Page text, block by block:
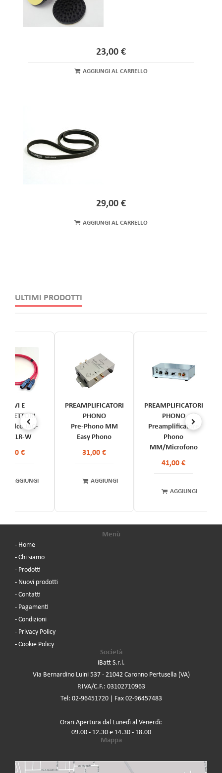
23,00 €
AGGIUNGI AL CARRELLO
29,00 €
AGGIUNGI AL CARRELLO
ULTIMI PRODOTTI
CAVI E
Jelco JAC-
XLR-W
0,00 €
AGGIUNGI
PREAMPLIFICATORI
PHONO
Pre-Phono MM
Easy Phono
31,00 €
AGGIUNGI
PREAMPLIFICATORI
PHONO
Preamplificatore
Phono
MM/Microfono
41,00 €
AGGIUNGI
Menù
- Home
- Chi siamo
- Prodotti
- Nuovi prodotti
- Contatti
- Pagamenti
- Condizioni
- Privacy Policy
- Cookie Policy
Società
iBatt S.r.l.
Via Bernardino Luini 537 - 21042 Caronno Pertusella (VA)
P.IVA/C.F.: 03102710963
Tel: 02-96451720 | Fax 02-96457483
Orari Apertura dal Lunedì al Venerdì:
09.00 - 12.30 e 14.30 - 18.00
Mappa